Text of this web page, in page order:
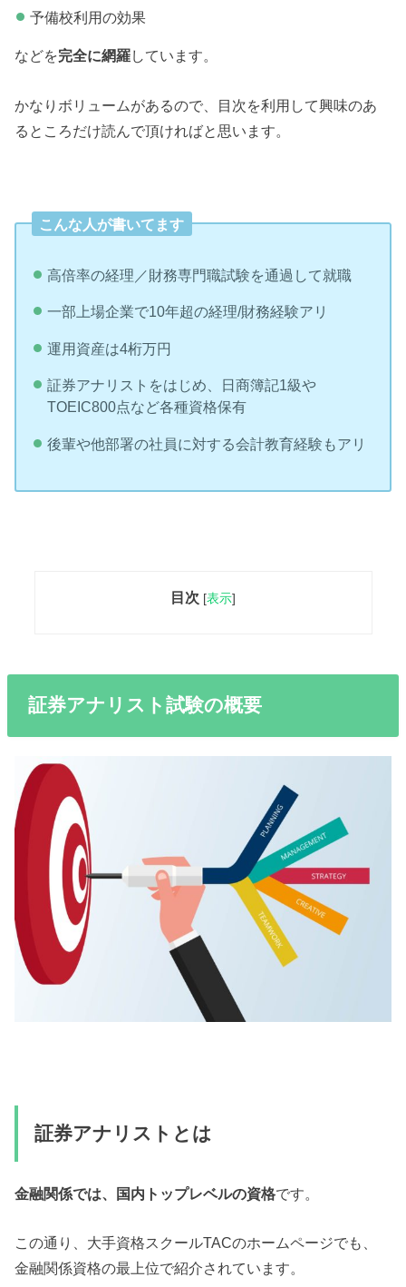
予備校利用の効果
などを完全に網羅しています。
かなりボリュームがあるので、目次を利用して興味のあ
るところだけ読んで頂ければと思います。
こんな人が書いてます
高倍率の経理／財務専門職試験を通過して就職
一部上場企業で10年超の経理/財務経験アリ
運用資産は4桁万円
証券アナリストをはじめ、日商簿記1級や
TOEIC800点など各種資格保有
後輩や他部署の社員に対する会計教育経験もアリ
目次 [表示]
証券アナリスト試験の概要
証券アナリストとは
金融関係では、国内トップレベルの資格です。
この通り、大手資格スクールTACのホームページでも、
金融関係資格の最上位で紹介されています。